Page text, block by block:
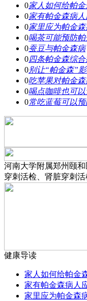
0家人如何给帕
0家有帕金森病
0家里应为帕金
0喝茶可能预防
0蚕豆与帕金森病
0四条帕金森综
0别让“帕金森”
0吃苹果对帕金
0喝点咖啡也可
0常吃蓝莓可以
河南大学附属郑州颐
穿刺活检、肾脏穿刺
健康导读
家人如何给帕金
家有帕金森病人
家里应为帕金森